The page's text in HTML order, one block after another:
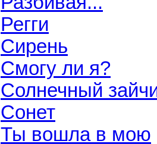
Регги
Сирень
Смогу ли я?
Солнечный
Сонет
Ты вошла в мою